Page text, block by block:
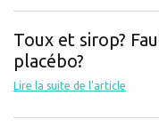
Toux et sirop?
placébo?
Lire la suite de l'article